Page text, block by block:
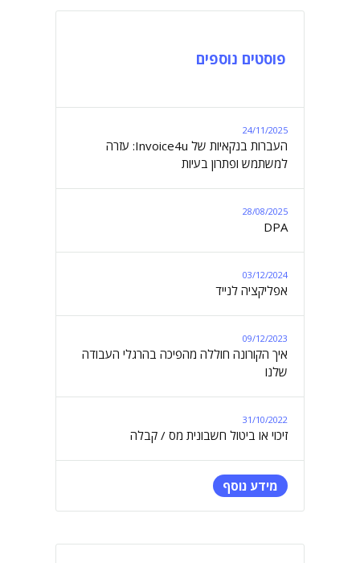
פוסטים נוספים
24/11/2025
העברות בנקאיות של Invoice4u: עזרה
למשתמש ופתרון בעיות
28/08/2025
DPA
03/12/2024
אפליקציה לנייד
09/12/2023
איך הקורונה חוללה מהפיכה בהרגלי העבודה
שלנו
31/10/2022
זיכוי או ביטול חשבונית מס / קבלה
מידע נוסף